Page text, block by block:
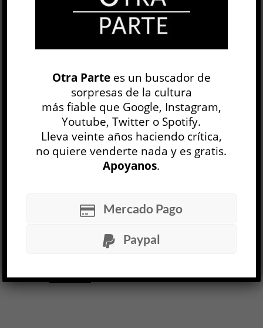
Sara Cohen
LITERATURA ARGENTINA
Mario Nosotti
3 FEB, 2022
Cada hora es única, al punto de que una
decisión, azarosa muchas veces, puede cambiar
un destino y ser la diferencia entre la vida y la
a América cuando los alemanes toman
sobre una alfombra persa dialogan entre sí.
Cuentan la historia fragmentada, ll...
Otra Partees un buscador de
sorpresas de la cultura
más fiable que Google, Instagram,
Youtube, Twitter o Spotify.
Lleva veinte años haciendo crítica,
no quiere venderte nada y es gratis.
Apoyanos.
Mercado Pago
Paypal